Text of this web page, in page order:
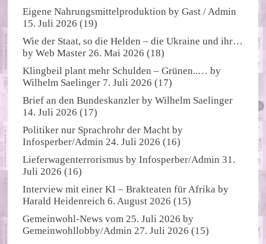
Eigene Nahrungsmittelproduktion byGast / Admin
15. Juli 2026 (19)
Wie der Staat, so die Helden – die Ukraine und ihr…
byWeb Master 26. Mai 2026 (18)
Klingbeil plant mehr Schulden – Grünen..… by
Wilhelm Saelinger 7. Juli 2026 (17)
Brief an den Bundeskanzler byWilhelm Saelinger
14. Juli 2026 (17)
Politiker nur Sprachrohr der Macht by
Infosperber/Admin 24. Juli 2026 (16)
Lieferwagenterrorismus byInfosperber/Admin 31.
Juli 2026 (16)
Interview mit einer KI – Brakteaten für Afrika by
Harald Heidenreich 6. August 2026 (15)
Gemeinwohl-News vom 25. Juli 2026 by
Gemeinwohllobby/Admin 27. Juli 2026 (15)